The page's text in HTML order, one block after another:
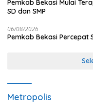
Pemkab Bekasi Mulai
SD dan SMP
06/08/2026
Pemkab Bekasi Percepat
Metropolis